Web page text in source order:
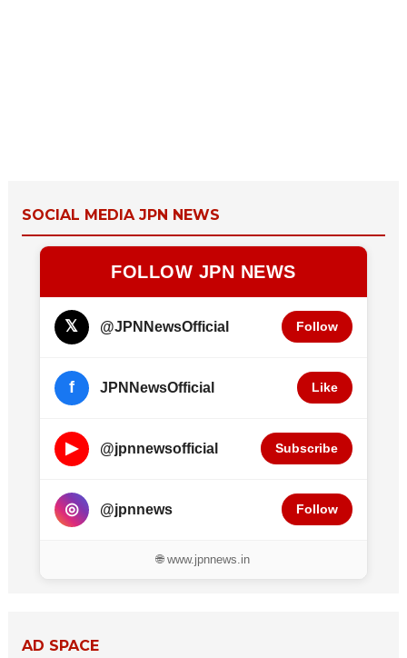
SOCIAL MEDIA JPN NEWS
FOLLOW JPN NEWS
𝕏 @JPNNewsOfficial Follow
f JPNNewsOfficial Like
▶ @jpnnewsofficial Subscribe
◎ @jpnnews Follow
🌐 www.jpnnews.in
AD SPACE